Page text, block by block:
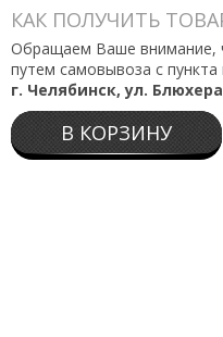
КАК ПОЛУЧИТЬ
Обращаем Ваше внимание,
путем самовывоза с пункта
г. Челябинск, ул.
В КОРЗИНУ